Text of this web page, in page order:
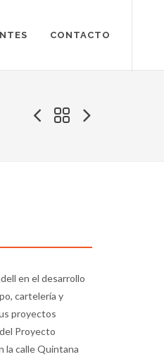
CONTACTO
en el desarrollo
cartelería y
proyectos
Proyecto
la calle Quintana